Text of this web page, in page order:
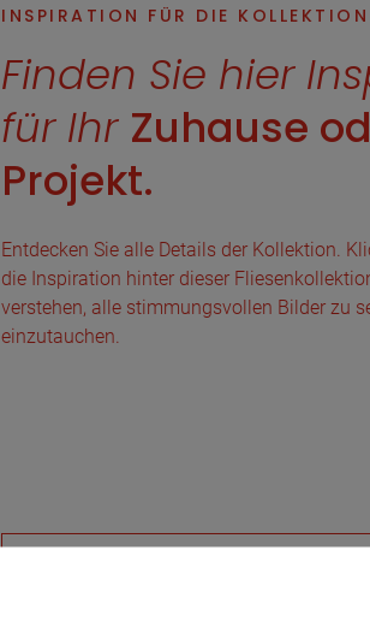
INSPIRATION FÜR DIE KOLLEKTION
Finden Sie hier
für Ihr Zuhause
Projekt.
Entdecken Sie alle Details der Kollektion.
die Inspiration hinter dieser
verstehen, alle stimmungsvollen Bilder zu
einzutauchen.